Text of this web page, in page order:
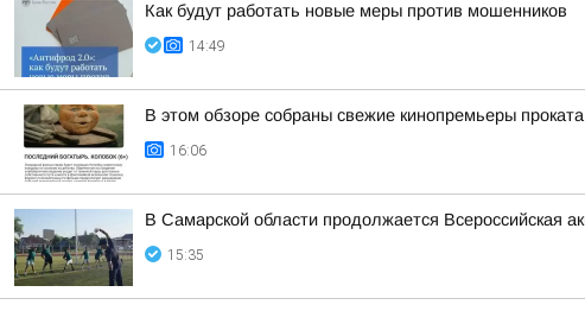
Как будут работать новые меры против мошенников
14:49
В этом обзоре собраны свежие кинопремьеры
16:06
В Самарской области продолжается Всероссийская
15:35